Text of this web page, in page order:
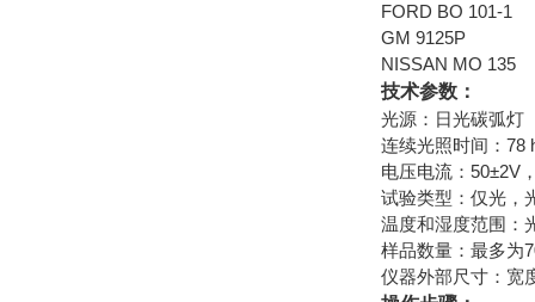
FORD BO 101-1
GM 9125P
NISSAN MO 135
技术参数：
光源：日光碳弧灯
连续光照时间：78
电压电流：50±2V
试验类型：仅光，
温度和湿度范围：
样品数量：最多为
仪器外部尺寸：宽